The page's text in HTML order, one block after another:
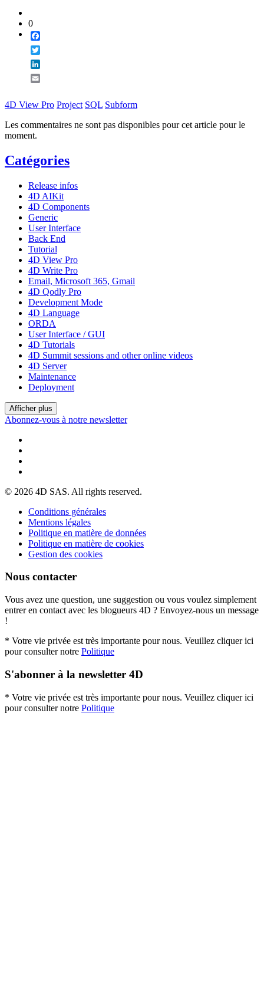
0
4D View Pro Project SQL Subform
Les commentaires ne sont pas disponibles pour cet article pour le
moment.
Catégories
Release infos
4D AIKit
4D Components
Generic
User Interface
Back End
Tutorial
4D View Pro
4D Write Pro
Email, Microsoft 365, Gmail
4D Qodly Pro
Development Mode
4D Language
ORDA
User Interface / GUI
4D Tutorials
4D Summit sessions and other online videos
4D Server
Maintenance
Deployment
Afficher plus
Abonnez-vous à notre newsletter
© 2026 4D SAS. All rights reserved.
Conditions générales
Mentions légales
Politique en matière de données
Politique en matière de cookies
Gestion des cookies
Nous contacter
Vous avez une question, une suggestion ou vous voulez simplement
entrer en contact avec les blogueurs 4D ? Envoyez-nous un message
!
* Votre vie privée est très importante pour nous. Veuillez cliquer ici
pour consulter notre Politique
S'abonner à la newsletter 4D
* Votre vie privée est très importante pour nous. Veuillez cliquer ici
pour consulter notre Politique